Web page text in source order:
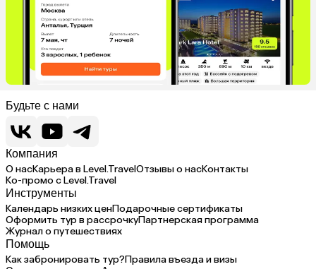
Будьте с нами
Компания
О насКарьера в Level.TravelОтзывы о насКонтакты
Ко-промо с Level.Travel
Инструменты
Календарь низких ценПодарочные сертификаты
Оформить тур в рассрочкуПартнерская программа
Журнал о путешествиях
Помощь
Как забронировать тур?Правила въезда и визы